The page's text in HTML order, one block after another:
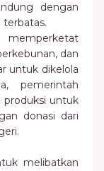
dengan
terbatas.
dan
untuk dikelola
pemerintah
produksi untuk
donasi dari
melibatkan